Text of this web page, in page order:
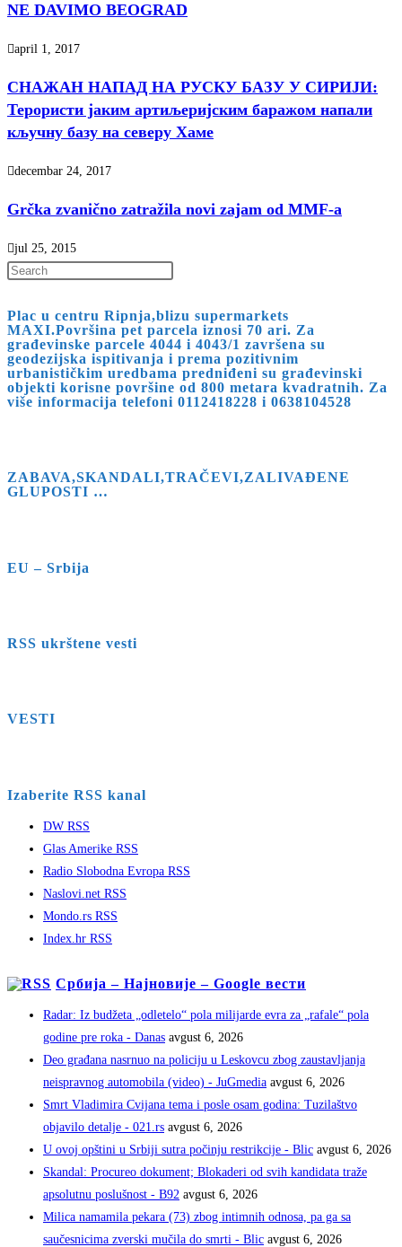
NE DAVIMO BEOGRAD
april 1, 2017
СНАЖАН НАПАД НА РУСКУ БАЗУ У СИРИЈИ:
Терористи јаким артиљеријским баражом напали
кључну базу на северу Хаме
decembar 24, 2017
Grčka zvanično zatražila novi zajam od MMF-a
jul 25, 2015
to
close
the
search
panel.
Plac u centru Ripnja,blizu supermarkets
MAXI.Površina pet parcela iznosi 70 ari. Za
građevinske parcele 4044 i 4043/1 završena su
geodezijska ispitivanja i prema pozitivnim
urbanističkim uredbama predniđeni su građevinski
objekti korisne površine od 800 metara kvadratnih. Za
više informacija telefoni 0112418228 i 0638104528
ZABAVA,SKANDALI,TRAČEVI,ZALIVAĐENE
GLUPOSTI …
EU – Srbija
RSS ukrštene vesti
VESTI
Izaberite RSS kanal
DW RSS
Glas Amerike RSS
Radio Slobodna Evropa RSS
Naslovi.net RSS
Mondo.rs RSS
Index.hr RSS
Србија – Најновије – Google вести
Radar: Iz budžeta „odletelo“ pola milijarde evra za „rafale“ pola
godine pre roka - Danas avgust 6, 2026
Deo građana nasrnuo na policiju u Leskovcu zbog zaustavljanja
neispravnog automobila (video) - JuGmedia avgust 6, 2026
Smrt Vladimira Cvijana tema i posle osam godina: Tuzilaštvo
objavilo detalje - 021.rs avgust 6, 2026
U ovoj opštini u Srbiji sutra počinju restrikcije - Blic avgust 6, 2026
Skandal: Procureo dokument; Blokaderi od svih kandidata traže
apsolutnu poslušnost - B92 avgust 6, 2026
Milica namamila pekara (73) zbog intimnih odnosa, pa ga sa
saučesnicima zverski mučila do smrti - Blic avgust 6, 2026